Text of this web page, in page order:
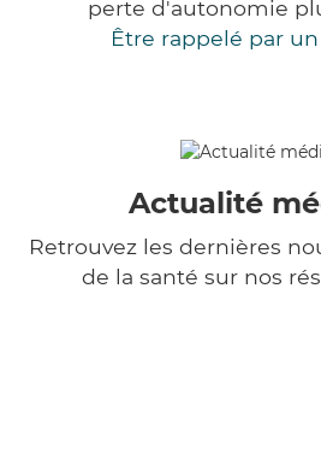
perte d'autonomie
Être rappelé par
Actualité
Retrouvez les dernières
de la santé sur nos